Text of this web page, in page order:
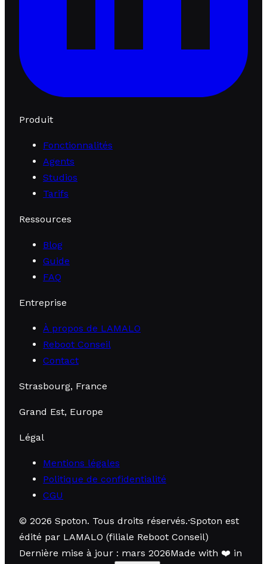
Produit
Fonctionnalités
Agents
Studios
Tarifs
Ressources
Blog
Guide
FAQ
Entreprise
À propos de LAMALO
Reboot Conseil
Contact
Strasbourg, France
Grand Est, Europe
Légal
Mentions légales
Politique de confidentialité
CGU
© 2026 Spoton. Tous droits réservés.·Spoton est
édité par LAMALO (filiale Reboot Conseil)
Dernière mise à jour : mars 2026Made with ❤️ in